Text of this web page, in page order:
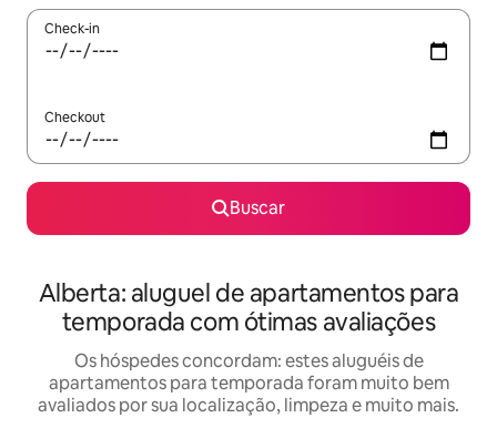
Check-in
Checkout
Buscar
Alberta: aluguel de apartamentos para
temporada com ótimas avaliações
Os hóspedes concordam: estes aluguéis de
apartamentos para temporada foram muito bem
avaliados por sua localização, limpeza e muito mais.